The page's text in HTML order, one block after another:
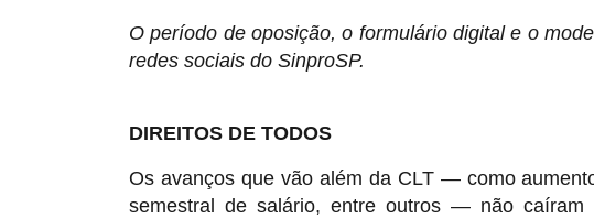
O período de oposição, o formulário digital e o
redes sociais do SinproSP.
DIREITOS DE TODOS
Os avanços que vão além da CLT — como
semestral de salário, entre outros — não